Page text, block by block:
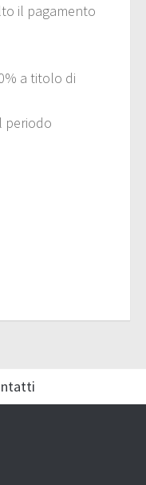
il pagamento
a titolo di
periodo